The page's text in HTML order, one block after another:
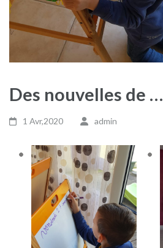
Des nouvelles de …
1 Avr,2020 admin